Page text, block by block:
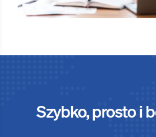
Szybko, prosto i